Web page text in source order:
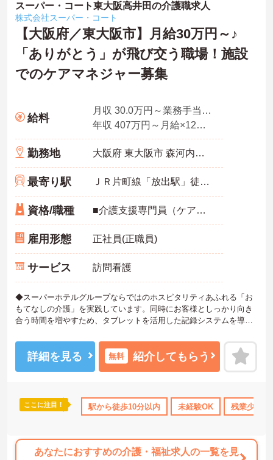
スーパー・コート東大阪高井田の介護職求人
株式会社スーパー・コート
【大阪府／東大阪市】月給30万円～♪
「ありがとう」が飛び交う職場！施設
でのケアマネジャー募集
給料
月収 30.0万円～業務手当＋職務手当＋資格手当を含む
年収 407万円～月給×12ヶ月＋賞与
勤務地 大阪府 東大阪市 森河内西1-26-21
最寄り駅 ＪＲ片町線「放出駅」徒歩9分
資格/職種 ■介護支援専門員（ケアマネジャー） ※経験不問、介護支援専門員業務経験あれば尚可 ※ブランク可
雇用形態 正社員(正職員)
サービス 訪問看護
◆スーパーホテルグループならではのホスピタリティあふれる「お
もてなしの介護」を実践しています。同時にお客様としっかり向き
合う時間を増やすため、タブレットを活用した記録システムを導入
寄り添えるやりがいのあるお仕事です。
◆部署や施設を超えてスタッフ同士で「ありがとう」のバッジを送
り合える「サンクスバッジ」制度があります。社内全体で毎月1万50
ので、壁にぶつかっても安心して相談できるあたたかい雰囲気で
す。
司と面談を行うことで、自身の成長をしっかり実感しながら働けま
詳細を見る 無料 紹介してもらう
ここに注目！ 駅から徒歩10分以内 未経験OK 残業少なめ
あなたにおすすめの介護・福祉求人の一覧を見